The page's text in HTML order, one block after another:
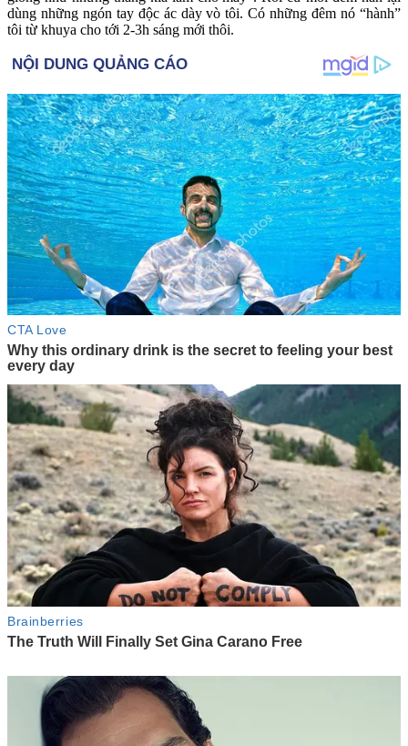
dùng những ngón tay độc ác dày vò tôi. Có những đêm nó “hành”
tôi từ khuya cho tới 2-3h sáng mới thôi.